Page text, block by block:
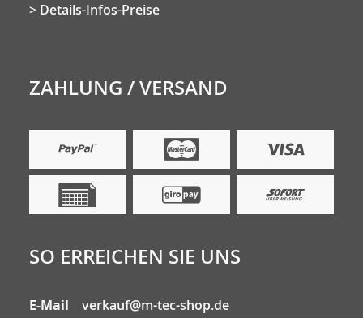
Details-Infos-Preise
ZAHLUNG / VERSAND
SO ERREICHEN SIE UNS
E-Mail verkauf@m-tec-shop.de